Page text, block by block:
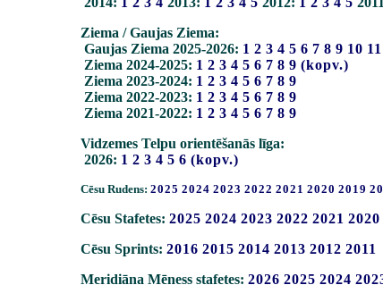
Ziema / Gaujas Ziema:
Gaujas Ziema 2025-2026: 1 2 3 4 5 6 7 8 9 10 11
Ziema 2024-2025: 1 2 3 4 5 6 7 8 9 (kopv.)
Ziema 2023-2024: 1 2 3 4 5 6 7 8 9
Ziema 2022-2023: 1 2 3 4 5 6 7 8 9
Ziema 2021-2022: 1 2 3 4 5 6 7 8 9
Vidzemes Telpu orientēšanās līga:
2026: 1 2 3 4 5 6 (kopv.)
Cēsu Rudens: 2025 2024 2023 2022 2021 2020 2019
Cēsu Stafetes: 2025 2024 2023 2022 2021 2020
Cēsu Sprints: 2016 2015 2014 2013 2012 2011
Meridiāna Mēness stafetes: 2026 2025 2024